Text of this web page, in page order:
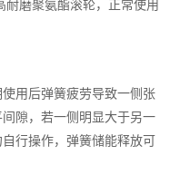
磨聚氨酯滚轮，正常使用
用后弹簧疲劳导致一侧张
隙，若一侧明显大于另一
行操作，弹簧储能释放可